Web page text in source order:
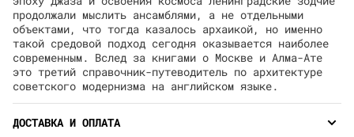
продолжали мыслить ансамблями, а не отдельными
объектами, что тогда казалось архаикой, но именно
такой средовой подход сегодня оказывается наиболее
современным. Вслед за книгами о Москве и Алма-Ате
это третий справочник-путеводитель по архитектуре
советского модернизма на английском языке.
ДОСТАВКА И ОПЛАТА